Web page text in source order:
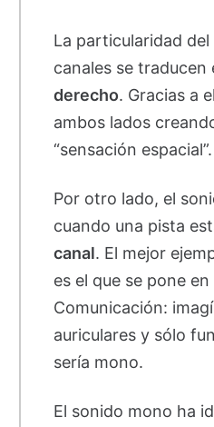
La particularidad
canales se traducen
derecho. Gracias a
ambos lados
“sensación espacial”.
Por otro lado, el
cuando una pista
canal. El mejor
es el que se pone
Comunicación:
auriculares y sólo
sería mono.
El sonido mono ha